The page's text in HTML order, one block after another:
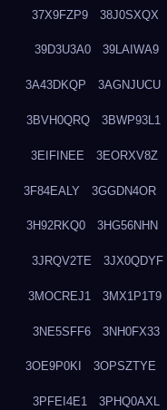
37X9FZP9 38J0SXQX
39D3U3A0 39LAIWA9
3A43DKQP 3AGNJUCU
3BVH0QRQ 3BWP93L1
3EIFINEE 3EORXV8Z
3F84EALY 3GGDN4OR
3H92RKQ0 3HG56NHN
3JRQV2TE 3JX0QDYF
3MOCREJ1 3MX1P1T9
3NE5SFF6 3NH0FX33
3OE9P0KI 3OPSZTYE
3PFEI4E1 3PHQ0AXL